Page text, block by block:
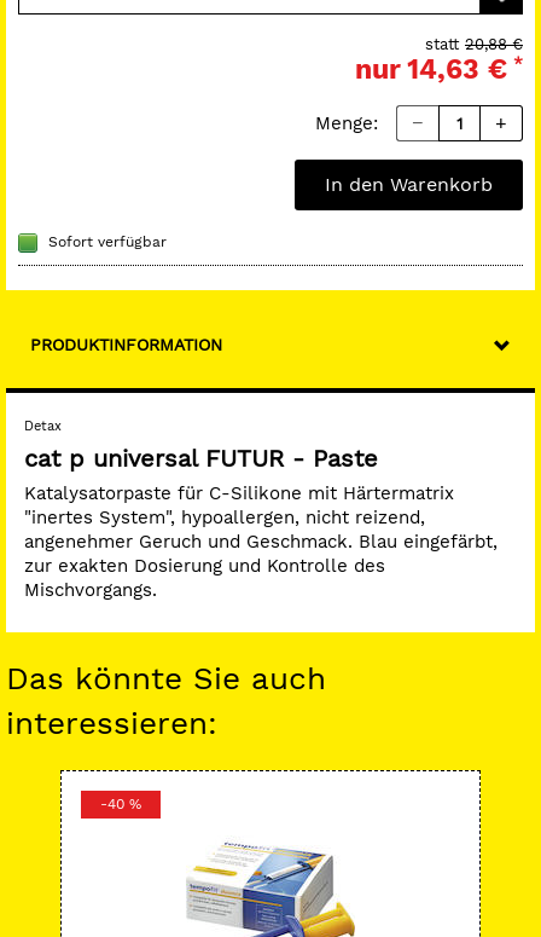
20,88 €
statt
nur14,63 € *
Menge:
In den Warenkorb
Sofort verfügbar
PRODUKTINFORMATION
Detax
cat p universal FUTUR - Paste
Katalysatorpaste für C-Silikone mit Härtermatrix
"inertes System", hypoallergen, nicht reizend,
angenehmer Geruch und Geschmack. Blau eingefärbt,
zur exakten Dosierung und Kontrolle des
Mischvorgangs.
Das könnte Sie auch
interessieren:
-40 %